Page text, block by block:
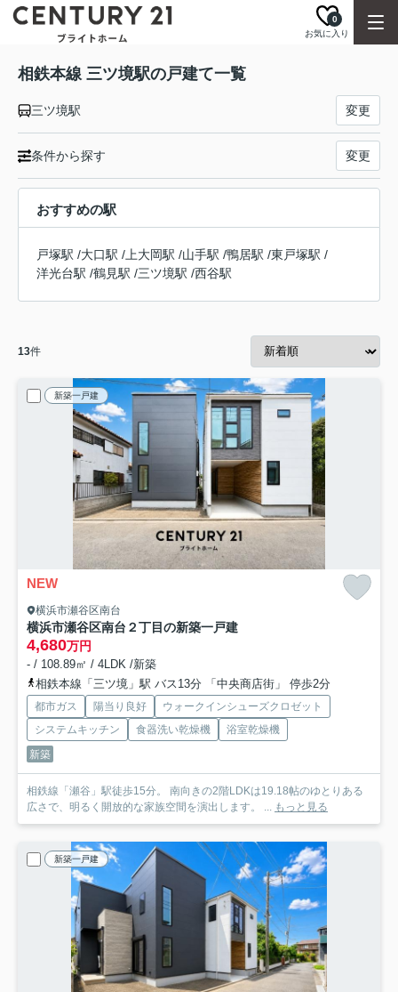
お気に入り
0
相鉄本線 三ツ境駅の戸建て一覧
三ツ境駅 変更
条件から探す 変更
おすすめの駅
戸塚駅 /大口駅 / 上大岡駅 /山手駅 /鴨居駅 /東戸塚駅 /
洋光台駅 /鶴見駅 /三ツ境駅 /西谷駅
13件
新築一戸建
NEW
横浜市瀬谷区南台
横浜市瀬谷区南台２丁目の新築一戸建
4,680万円
- / 108.89㎡ / 4LDK /新築
相鉄本線「三ツ境」駅 バス13分 「中央商店街」 停歩2分
都市ガス 陽当り良好
ウォークインシューズクロゼット
システムキッチン
食器洗い乾燥機
浴室乾燥機
新築
相鉄線「瀬谷」駅徒歩15分。 南向きの2階LDKは19.18帖のゆとりある
広さで、明るく開放的な家族空間を演出します。 ... もっと見る
新築一戸建